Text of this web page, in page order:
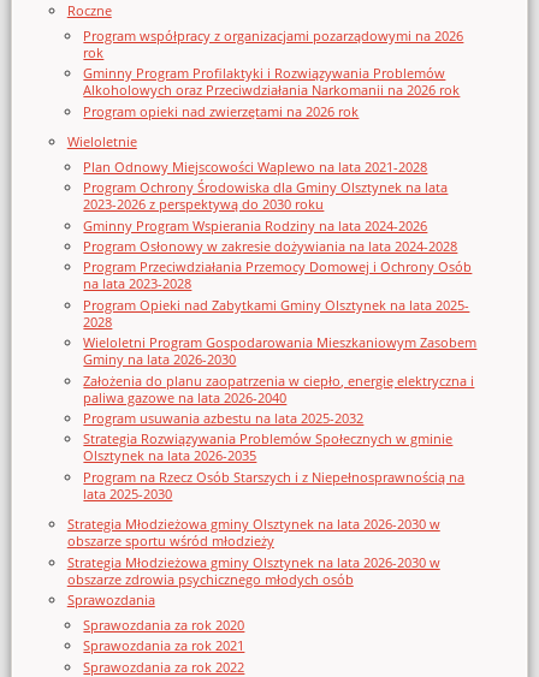
Roczne
Program współpracy z organizacjami pozarządowymi na 2026
rok
Gminny Program Profilaktyki i Rozwiązywania Problemów
Alkoholowych oraz Przeciwdziałania Narkomanii na 2026 rok
Program opieki nad zwierzętami na 2026 rok
Wieloletnie
Plan Odnowy Miejscowości Waplewo na lata 2021-2028
Program Ochrony Środowiska dla Gminy Olsztynek na lata
2023-2026 z perspektywą do 2030 roku
Gminny Program Wspierania Rodziny na lata 2024-2026
Program Osłonowy w zakresie dożywiania na lata 2024-2028
Program Przeciwdziałania Przemocy Domowej i Ochrony Osób
na lata 2023-2028
Program Opieki nad Zabytkami Gminy Olsztynek na lata 2025-
2028
Wieloletni Program Gospodarowania Mieszkaniowym Zasobem
Gminy na lata 2026-2030
Założenia do planu zaopatrzenia w ciepło, energię elektryczna i
paliwa gazowe na lata 2026-2040
Program usuwania azbestu na lata 2025-2032
Strategia Rozwiązywania Problemów Społecznych w gminie
Olsztynek na lata 2026-2035
Program na Rzecz Osób Starszych i z Niepełnosprawnością na
lata 2025-2030
Strategia Młodzieżowa gminy Olsztynek na lata 2026-2030 w
obszarze sportu wśród młodzieży
Strategia Młodzieżowa gminy Olsztynek na lata 2026-2030 w
obszarze zdrowia psychicznego młodych osób
Sprawozdania
Sprawozdania za rok 2020
Sprawozdania za rok 2021
Sprawozdania za rok 2022